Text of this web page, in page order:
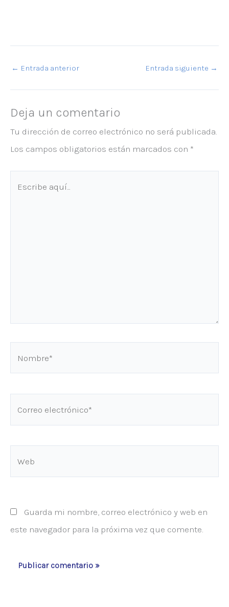
← Entrada anterior Entrada siguiente →
Deja un comentario
Tu dirección de correo electrónico no será publicada.
Los campos obligatorios están marcados con *
Guarda mi nombre, correo electrónico y web en
este navegador para la próxima vez que comente.